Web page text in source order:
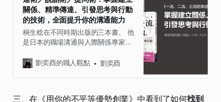
讀的終點，擁有思想的影響力 ．．．
一｜閱讀的價值，在於精準的捕捉觀
點能力 我們每天接收大量的訊息，但
只有極少數能轉化為可用的觀點資
否精準的捕捉到核心的資訊並轉化為
觀點？ 書中提出了一個不錯的切入
點：如何讓大腦在最短時間內找到最
僅僅「抓重點」是不夠的。而是在閱
關係、精準傳達、引發思考與行動
的技術，全面提升你的溝通能力
桐生稔在不同時期出版的三本書。 他
是日本的職場溝通與人際關係專家，
與教學。他的教學風格實用而直接，
和職場中立即見效的技巧，這一點在
劉奕酉的職人觀點 劉奕酉
三、在《用你的不平等優勢創業》中看到了如何找到